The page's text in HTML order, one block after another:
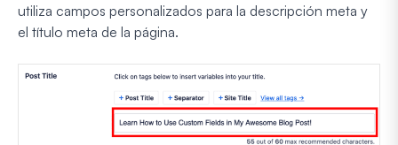
utiliza campos personalizados para la descripción meta y
el título meta de la página.